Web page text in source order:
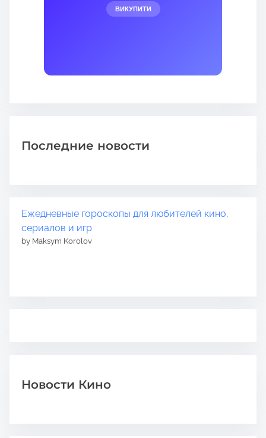
ВИКУПИТИ
Последние новости
Ежедневные гороскопы для любителей кино,
сериалов и игр
by Maksym Korolov
Новости Кино